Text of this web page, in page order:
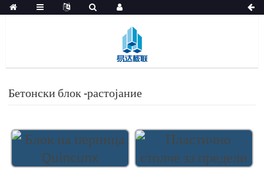
Бетонски блок -растојание